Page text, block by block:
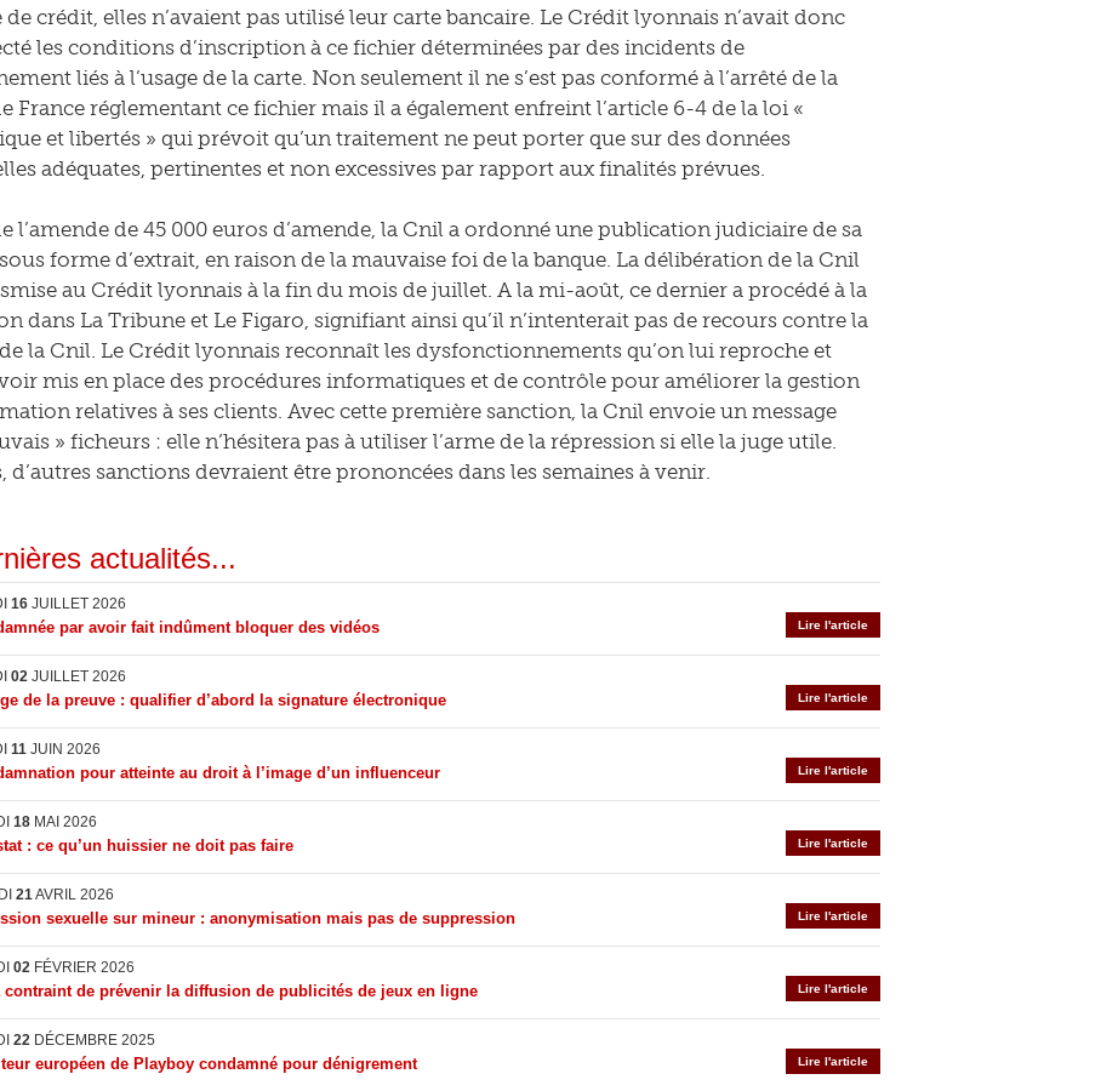
de crédit, elles n’avaient pas utilisé leur carte bancaire. Le Crédit lyonnais n’avait donc
les conditions d’inscription à ce fichier déterminées par des incidents de
liés à l’usage de la carte. Non seulement il ne s’est pas conformé à l’arrêté de la
France réglementant ce fichier mais il a également enfreint l’article 6-4 de la loi «
et libertés » qui prévoit qu’un traitement ne peut porter que sur des données
adéquates, pertinentes et non excessives par rapport aux finalités prévues.
l’amende de 45 000 euros d’amende, la Cnil a ordonné une publication judiciaire de sa
forme d’extrait, en raison de la mauvaise foi de la banque. La délibération de la Cnil
au Crédit lyonnais à la fin du mois de juillet. A la mi-août, ce dernier a procédé à la
dans La Tribune et Le Figaro, signifiant ainsi qu’il n’intenterait pas de recours contre la
la Cnil. Le Crédit lyonnais reconnaît les dysfonctionnements qu’on lui reproche et
mis en place des procédures informatiques et de contrôle pour améliorer la gestion
relatives à ses clients. Avec cette première sanction, la Cnil envoie un message
» ficheurs : elle n’hésitera pas à utiliser l’arme de la répression si elle la juge utile.
d’autres sanctions devraient être prononcées dans les semaines à venir.
actualités...
16 JUILLET 2026
Lire l'article
par avoir fait indûment bloquer des vidéos
02 JUILLET 2026
Lire l'article
de la preuve : qualifier d’abord la signature électronique
11 JUIN 2026
Lire l'article
pour atteinte au droit à l’image d’un influenceur
18 MAI 2026
Lire l'article
: ce qu’un huissier ne doit pas faire
21AVRIL 2026
Lire l'article
sexuelle sur mineur : anonymisation mais pas de suppression
02 FÉVRIER 2026
Lire l'article
contraint de prévenir la diffusion de publicités de jeux en ligne
22 DÉCEMBRE 2025
Lire l'article
européen de Playboy condamné pour dénigrement